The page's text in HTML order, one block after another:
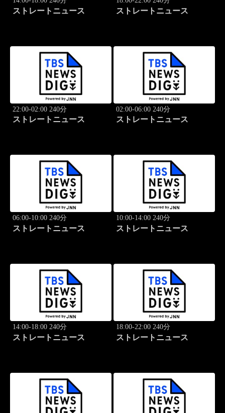
ストレートニュース ストレートニュース
22:00-02:00 240分
ストレートニュース
02:00-06:00 240分
ストレートニュース
06:00-10:00 240分
ストレートニュース
10:00-14:00 240分
ストレートニュース
14:00-18:00 240分
ストレートニュース
18:00-22:00 240分
ストレートニュース